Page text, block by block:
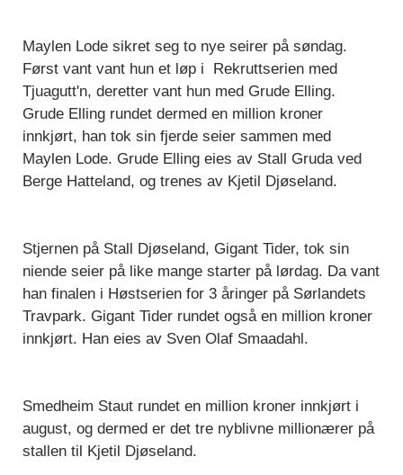
Maylen Lode sikret seg to nye seirer på søndag.
Først vant vant hun et løp i Rekruttserien med
Tjuagutt'n, deretter vant hun med Grude Elling.
Grude Elling rundet dermed en million kroner
innkjørt, han tok sin fjerde seier sammen med
Maylen Lode. Grude Elling eies av Stall Gruda ved
Berge Hatteland, og trenes av Kjetil Djøseland.
Stjernen på Stall Djøseland, Gigant Tider, tok sin
niende seier på like mange starter på lørdag. Da vant
han finalen i Høstserien for 3 åringer på Sørlandets
Travpark. Gigant Tider rundet også en million kroner
innkjørt. Han eies av Sven Olaf Smaadahl.
Smedheim Staut rundet en million kroner innkjørt i
august, og dermed er det tre nyblivne millionærer på
stallen til Kjetil Djøseland.